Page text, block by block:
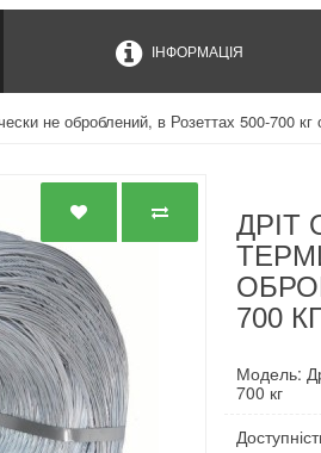
ІНФОРМАЦІЯ
не оброблений, в Розеттах 500-700 кг
ДРІТ
700
Модель:
700 кг